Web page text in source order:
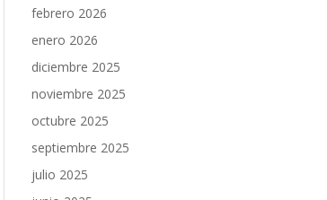
febrero 2026
enero 2026
diciembre 2025
noviembre 2025
octubre 2025
septiembre 2025
julio 2025